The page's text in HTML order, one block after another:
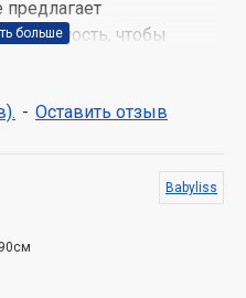
предлагает
чтобы
сушки
время.
скорости воздушного
- Оставить отзыв
Babyliss